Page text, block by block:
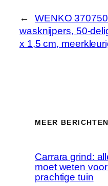
←
WENKO
wasknijpers, 50-
x 1,5 cm,
MEER BERICHTEN
Carrara grind:
moet weten
prachtige tuin